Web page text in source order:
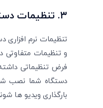
۳. تنظیمات
تنظیمات نرم ‌افزاری
و تنظیمات متفاوتی
فرض تنظیماتی
دستگاه شما نصب
بارگذاری ویدیو ها